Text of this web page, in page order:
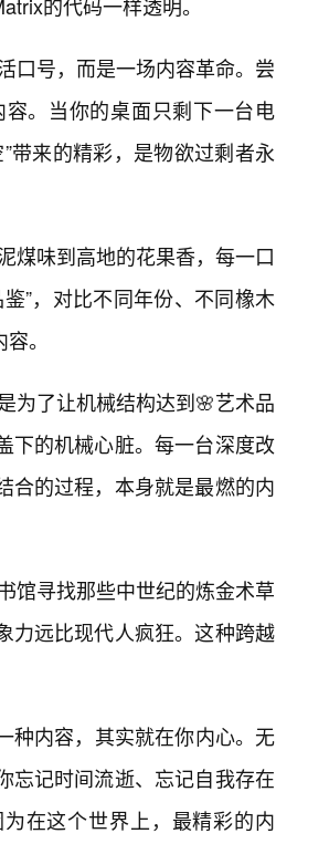
口号，而是一场内容革命。尝
。当你的桌面只剩下一台电
带来的精彩，是物欲过剩者永
煤味到高地的花果香，每一口
”，对比不同年份、不同橡木
。
为了让机械结构达到🌸艺术品
下的机械心脏。每一台深度改
合的过程，本身就是最燃的内
馆寻找那些中世纪的炼金术草
力远比现代人疯狂。这种跨越
种内容，其实就在你内心。无
忘记时间流逝、忘记自我存在
在这个世界上，最精彩的内